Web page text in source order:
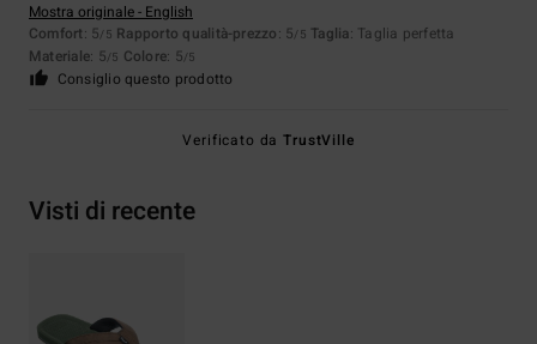
Mostra originale - English
Comfort: 5/5 Rapporto qualità-prezzo: 5/5 Taglia: Taglia perfetta
Materiale: 5/5 Colore: 5/5
Consiglio questo prodotto
Verificato daTrustVille
Visti di recente